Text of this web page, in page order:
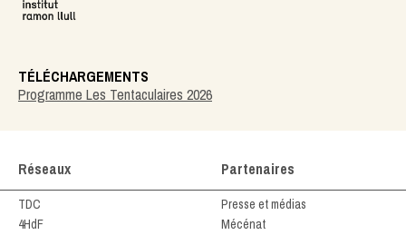
TÉLÉCHARGEMENTS
Programme Les Tentaculaires 2026
Réseaux
TDC
4HdF
Partenaires
Presse et médias
Mécénat